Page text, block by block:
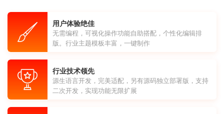
用户体验绝佳
无需编程，可视化操作功能自助搭配，个性化编辑排
版。行业主题模板丰富，一键制作
行业技术领先
源生语言开发，完美适配，另有源码独立部署版，支持
二次开发，实现功能无限扩展